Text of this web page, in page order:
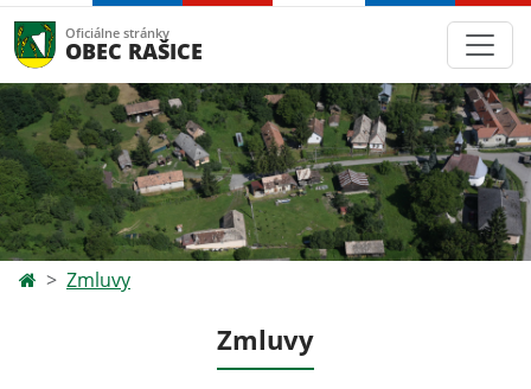
Oficiálne stránky
OBEC RAŠICE
Zmluvy
Zmluvy